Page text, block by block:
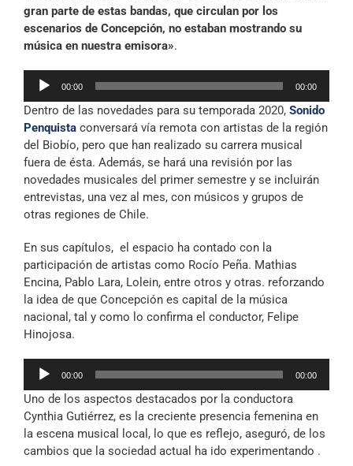
gran parte de estas bandas, que circulan por los
escenarios de Concepción, no estaban mostrando su
música en nuestra emisora».
Reproductor
audio
00:00 00:00
Dentro de las novedades para su temporada 2020, Sonido
Penquista conversará vía remota con artistas de la región
del Biobío, pero que han realizado su carrera musical
fuera de ésta. Además, se hará una revisión por las
novedades musicales del primer semestre y se incluirán
entrevistas, una vez al mes, con músicos y grupos de
otras regiones de Chile.
En sus capítulos, el espacio ha contado con la
participación de artistas como Rocío Peña. Mathias
Encina, Pablo Lara, Lolein, entre otros y otras. reforzando
la idea de que Concepción es capital de la música
nacional, tal y como lo confirma el conductor, Felipe
Hinojosa.
Reproductor
audio
00:00 00:00
Uno de los aspectos destacados por la conductora
Cynthia Gutiérrez, es la creciente presencia femenina en
la escena musical local, lo que es reflejo, aseguró, de los
cambios que la sociedad actual ha ido experimentando .